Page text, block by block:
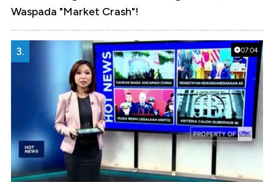
Waspada "Market Crash"!
07:04
3.